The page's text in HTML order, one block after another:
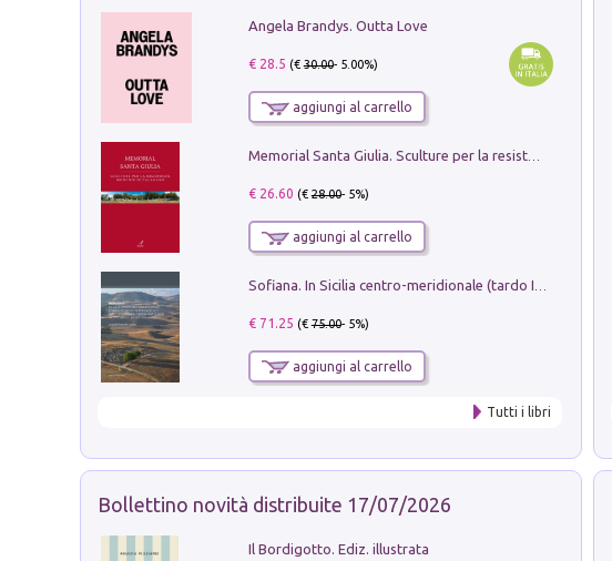
Angela Brandys. Outta Love
€ 28.5 (€30.00- 5.00%)
aggiungi al carrello
Memorial Santa Giulia. Sculture per la resistenza Monchio di Palagano
€ 26.60 (€28.00- 5%)
aggiungi al carrello
€ 71.25 (€75.00- 5%)
aggiungi al carrello
Tutti i libri
Bollettino novità distribuite 17/07/2026
Il Bordigotto. Ediz. illustrata